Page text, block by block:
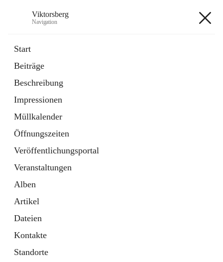
Viktorsberg
Navigation
Start
Beiträge
Beschreibung
Impressionen
Müllkalender
Öffnungszeiten
Veröffentlichungsportal
Veranstaltungen
Alben
Artikel
Dateien
Kontakte
Standorte
1 Schnellzugriff
Bürgerservice
10 Schnellzugriffe